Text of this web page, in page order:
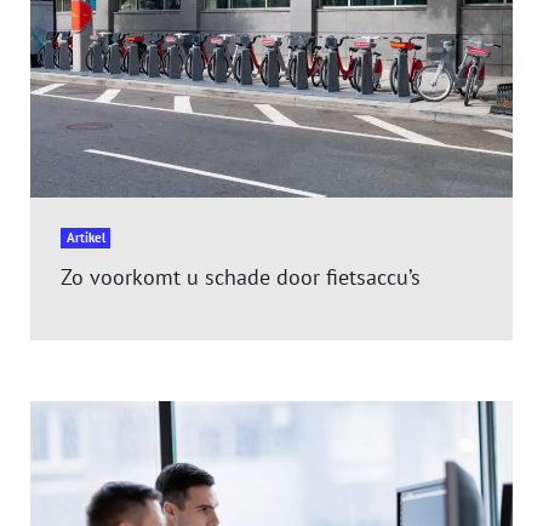
Artikel
Zo voorkomt u schade door fietsaccu’s